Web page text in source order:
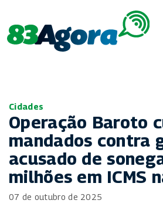
Cidades
Operação Baroto
mandados contra
acusado de
milhões em ICMS
07 de outubro de 2025